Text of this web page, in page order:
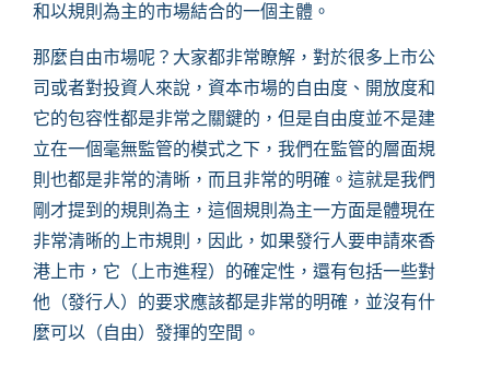
和以規則為主的市場結合的一個主體。
那麼自由市場呢？大家都非常瞭解，對於很多上市公
司或者對投資人來說，資本市場的自由度、開放度和
它的包容性都是非常之關鍵的，但是自由度並不是建
立在一個毫無監管的模式之下，我們在監管的層面規
則也都是非常的清晰，而且非常的明確。這就是我們
剛才提到的規則為主，這個規則為主一方面是體現在
非常清晰的上市規則，因此，如果發行人要申請來香
港上市，它（上市進程）的確定性，還有包括一些對
他（發行人）的要求應該都是非常的明確，並沒有什
麼可以（自由）發揮的空間。